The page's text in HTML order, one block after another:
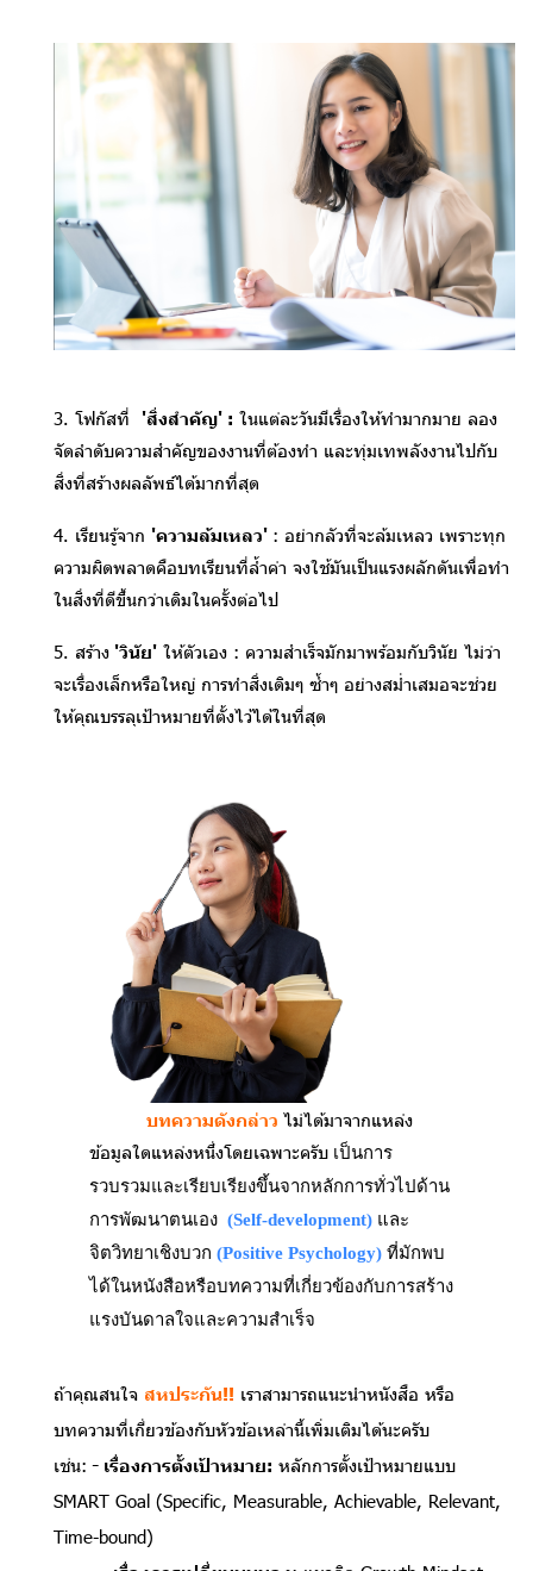
3. โฟกัสที่ 'สิ่งสำคัญ' : ในแต่ละวันมีเรื่องให้ทำมากมาย ลอง
จัดลำดับความสำคัญของงานที่ต้องทำ และทุ่มเทพลังงานไปกับ
สิ่งที่สร้างผลลัพธ์ได้มากที่สุด
4. เรียนรู้จาก 'ความล้มเหลว' : อย่ากลัวที่จะล้มเหลว เพราะทุก
ความผิดพลาดคือบทเรียนที่ล้ำค่า จงใช้มันเป็นแรงผลักดันเพื่อทำ
ในสิ่งที่ดีขึ้นกว่าเดิมในครั้งต่อไป
5. สร้าง 'วินัย' ให้ตัวเอง : ความสำเร็จมักมาพร้อมกับวินัย ไม่ว่า
จะเรื่องเล็กหรือใหญ่ การทำสิ่งเดิมๆ ซ้ำๆ อย่างสม่ำเสมอจะช่วย
ให้คุณบรรลุเป้าหมายที่ตั้งไว้ได้ในที่สุด
บทความดังกล่าว ไม่ได้มาจากแหล่ง
ข้อมูลใดแหล่งหนึ่งโดยเฉพาะครับ เป็นการ
รวบรวมและเรียบเรียงขึ้นจากหลักการทั่วไปด้าน
การพัฒนาตนเอง (Self-development) และ
จิตวิทยาเชิงบวก (Positive Psychology) ที่มักพบ
ได้ในหนังสือหรือบทความที่เกี่ยวข้องกับการสร้าง
แรงบันดาลใจและความสำเร็จ
ถ้าคุณสนใจ สหประกัน!! เราสามารถแนะนำหนังสือ หรือ
บทความที่เกี่ยวข้องกับหัวข้อเหล่านี้เพิ่มเติมได้นะครับ
เช่น: - เรื่องการตั้งเป้าหมาย: หลักการตั้งเป้าหมายแบบ
SMART Goal (Specific, Measurable, Achievable, Relevant,
Time-bound)